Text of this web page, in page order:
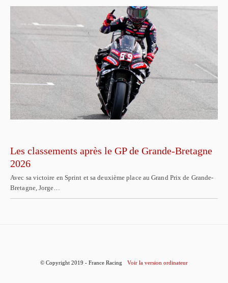
Les classements après le GP de Grande-Bretagne
2026
Avec sa victoire en Sprint et sa deuxième place au Grand Prix de Grande-
Bretagne, Jorge…
© Copyright 2019 - France Racing Voir la version ordinateur